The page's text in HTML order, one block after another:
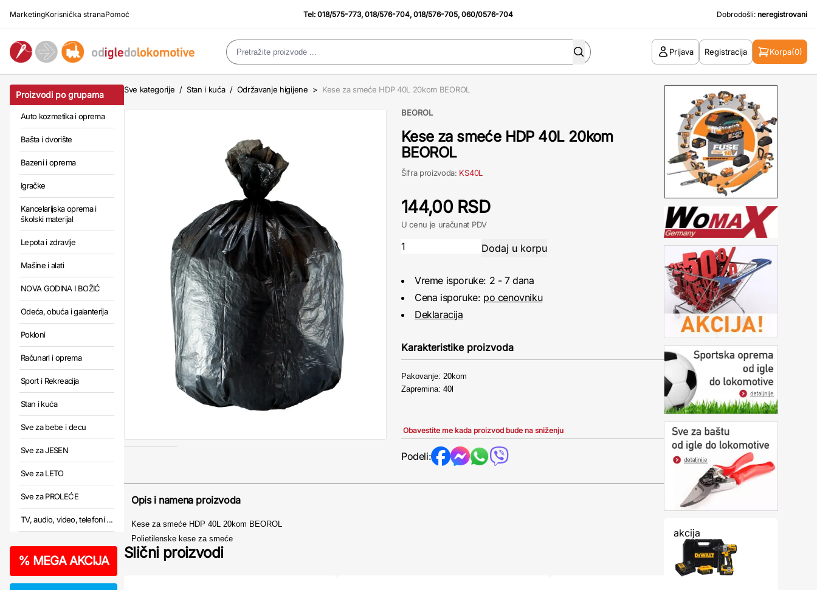
MarketingKorisnička stranaPomoć Tel:018/575-773,018/576-704,018/576-705,060/0576-704 Dobrodošli: neregistrovani
Prijava Registracija Korpa(0)
Proizvodi po grupama
Auto kozmetika i oprema
Bašta i dvorište
Bazeni i oprema
Igračke
Kancelarijska oprema i
školski materijal
Lepota i zdravlje
Mašine i alati
NOVA GODINA I BOŽIĆ
Odeća, obuća i galanterija
Pokloni
Računari i oprema
Sport i Rekreacija
Stan i kuća
Sve za bebe i decu
Sve za JESEN
Sve za LETO
Sve za PROLEĆE
TV, audio, video, telefoni ...
% MEGA AKCIJA
Sve kategorije / Stan i kuća / Održavanje higijene > Kese za smeće HDP 40L 20kom BEOROL
BEOROL
Kese za smeće HDP 40L 20kom
BEOROL
Šifra proizvoda: KS40L
144,00 RSD
U cenu je uračunat PDV
Vreme isporuke: 2 - 7 dana
Cena isporuke: po cenovniku
Deklaracija
Karakteristike proizvoda
Pakovanje: 20kom
Zapremina: 40l
Obavestite me kada proizvod bude na sniženju
Podeli:
Opis i namena proizvoda
Kese za smeće HDP 40L 20kom BEOROL
Polietilenske kese za smeće
Slični proizvodi
akcija